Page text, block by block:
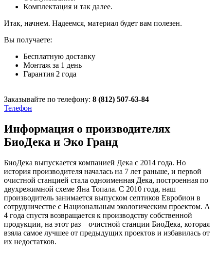
Комплектация и так далее.
Итак, начнем. Надеемся, материал будет вам полезен.
Вы получаете:
Бесплатную доставку
Монтаж за 1 день
Гарантия 2 года
Заказывайте по телефону: 8 (812) 507-63-84
Телефон
Информация о производителях
БиоДека и Эко Гранд
БиоДека выпускается компанией Дека с 2014 года. Но
история производителя началась на 7 лет раньше, и первой
очистной станцией стала одноименная Дека, построенная по
двухрежимной схеме Яна Топала. С 2010 года, наш
производитель занимается выпуском септиков Евробион в
сотрудничестве с Национальным экологическим проектом. А
4 года спустя возвращается к производству собственной
продукции, на этот раз – очистной станции БиоДека, которая
взяла самое лучшее от предыдущих проектов и избавилась от
их недостатков.